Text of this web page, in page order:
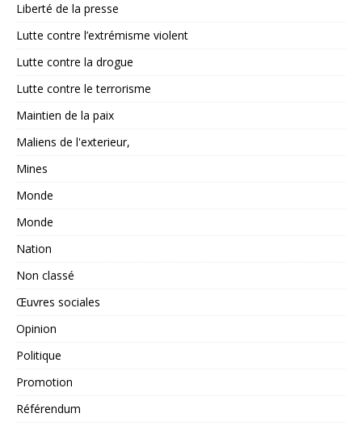
Liberté de la presse
Lutte contre l’extrémisme violent
Lutte contre la drogue
Lutte contre le terrorisme
Maintien de la paix
Maliens de l'exterieur,
Mines
Monde
Monde
Nation
Non classé
Œuvres sociales
Opinion
Politique
Promotion
Référendum